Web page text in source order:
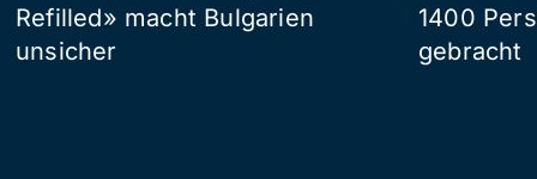
Refilled» macht Bulgarien
unsicher
1400
gebracht